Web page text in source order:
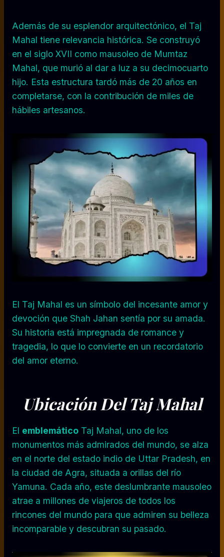
Además de su esplendor arquitectónico, el Taj
Mahal tiene relevancia histórica. Se construyó
en el siglo XVII como mausoleo de Mumtaz
Mahal, que murió al dar a luz a su decimocuarto
hijo. Esta estructura tardó más de 20 años en
completarse, con la contribución de miles de
hábiles artesanos.
El Taj Mahal es un símbolo del incesante amor y
devoción que Shah Jahan sentía por su amada.
Su historia está impregnada de romance y
tragedia, lo que lo convierte en un recordatorio
del amor eterno.
Ubicación Del Taj Mahal
El emblemático Taj Mahal, uno de los
monumentos más admirados del mundo, se alza
en el norte del estado indio de Uttar Pradesh, en
la ciudad de Agra, situada a orillas del río
Yamuna. Cada año, este deslumbrante mausoleo
atrae a millones de viajeros de todos los
rincones del mundo para que admiren su belleza
incomparable y descubran su pasado.